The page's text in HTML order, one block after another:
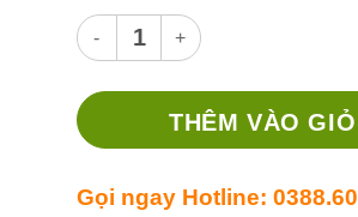
Thuốc furacin 500 thuốc gì? có
THÊM VÀO
Gọi ngay Hotline: